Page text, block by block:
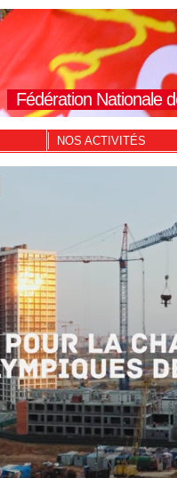
Fédération Nationale
NOS ACTIVITÉS